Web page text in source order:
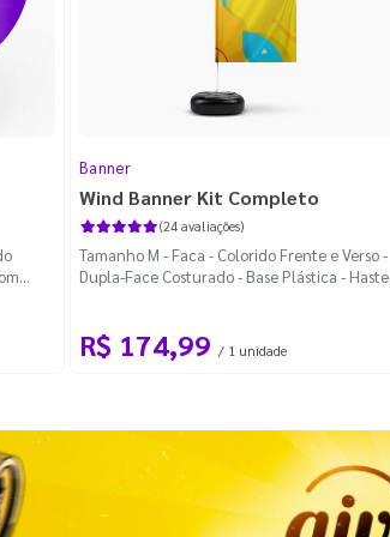
Banner
Wind Banner Kit Completo
(24 avaliações)
Tamanho M - Faca - Colorido Frente e Verso -
Dupla-Face Costurado - Base Plástica - Haste
R$ 174,99 / 1 unidade